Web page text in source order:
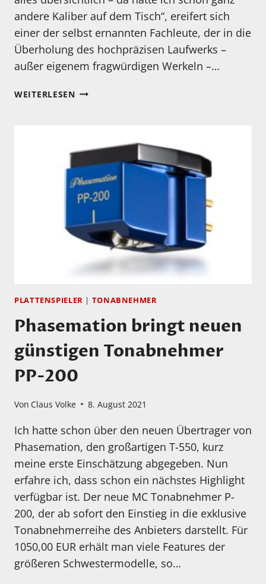
andere Kaliber auf dem Tisch“, ereifert sich
einer der selbst ernannten Fachleute, der in die
Überholung des hochpräzisen Laufwerks –
außer eigenem fragwürdigen Werkeln –…
WEITERLESENVERBASTELT
UND
VERMURKST
PLATTENSPIELER | TONABNEHMER
Phasemation bringt neuen
günstigen Tonabnehmer
PP-200
Von Claus Volke 8. August 2021
Ich hatte schon über den neuen Übertrager von
Phasemation, den großartigen T-550, kurz
meine erste Einschätzung abgegeben. Nun
erfahre ich, dass schon ein nächstes Highlight
verfügbar ist. Der neue MC Tonabnehmer P-
200, der ab sofort den Einstieg in die exklusive
Tonabnehmerreihe des Anbieters darstellt. Für
1050,00 EUR erhält man viele Features der
größeren Schwestermodelle, so…